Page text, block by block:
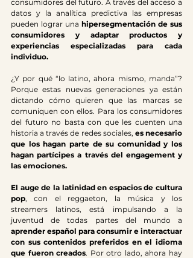
consumidores del futuro. A través del acceso a
datos y la analítica predictiva las empresas
pueden lograr una hipersegmentación de sus
consumidores y adaptar productos y
experiencias especializadas para cada
individuo.
¿Y por qué “lo latino, ahora mismo, manda”?
Porque estas nuevas generaciones ya están
dictando cómo quieren que las marcas se
comuniquen con ellos. Para los consumidores
del futuro no basta con que les cuenten una
historia a través de redes sociales, es necesario
que los hagan parte de su comunidad y los
hagan partícipes a través del engagement y
las emociones.
El auge de la latinidad en espacios de cultura
pop, con el reggaeton, la música y los
streamers latinos, está impulsando a la
aprender español para consumir e interactuar
con sus contenidos preferidos en el idioma
que fueron creados. Por otro lado, ahora hay